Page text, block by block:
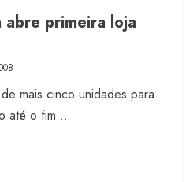
abre primeira loja
mais cinco unidades para
até o fim...
de 2026
assume Movimento
de 2026